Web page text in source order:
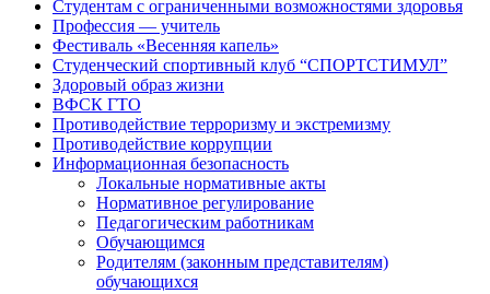
Студентам с ограниченными возможностями здоровья
Профессия — учитель
Фестиваль «Весенняя капель»
Студенческий спортивный клуб “СПОРТСТИМУЛ”
Здоровый образ жизни
ВФСК ГТО
Противодействие терроризму и экстремизму
Противодействие коррупции
Информационная безопасность
Локальные нормативные акты
Нормативное регулирование
Педагогическим работникам
Обучающимся
Родителям (законным представителям)
обучающихся